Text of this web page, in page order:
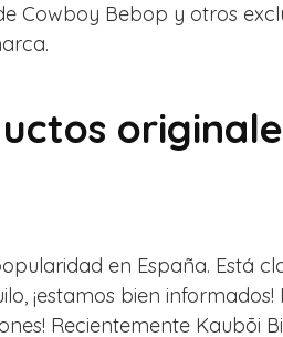
Cowboy Bebop y otros
en España. Está
¡estamos bien
Recientemente Kaubōi